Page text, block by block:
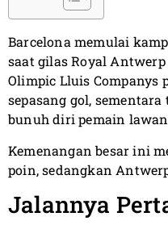
Barcelona memulai
saat gilas Royal
Olimpic Lluis Companys
sepasang gol,
bunuh diri pemain
Kemenangan besar ini
poin, sedangkan
Jalannya